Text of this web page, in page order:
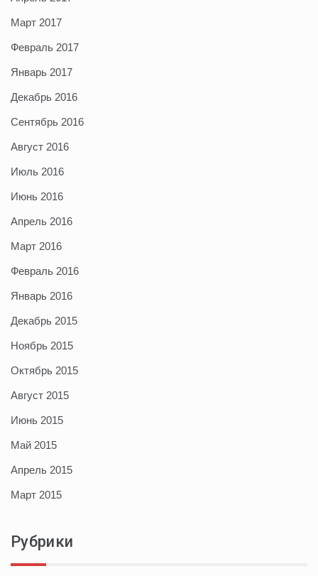
Март 2017
Февраль 2017
Январь 2017
Декабрь 2016
Сентябрь 2016
Август 2016
Июль 2016
Июнь 2016
Апрель 2016
Март 2016
Февраль 2016
Январь 2016
Декабрь 2015
Ноябрь 2015
Октябрь 2015
Август 2015
Июнь 2015
Май 2015
Апрель 2015
Март 2015
Рубрики